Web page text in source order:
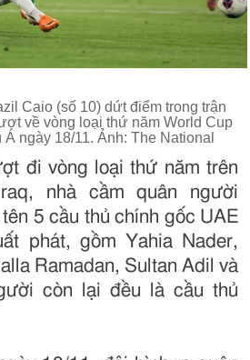
Caio (số 10) dứt điểm trong trận
về vòng loại thứ năm World Cup
ngày 18/11. Ảnh: The National
đi vòng loại thứ năm trên
nhà cầm quân người
5 cầu thủ chính gốc UAE
phát, gồm Yahia Nader,
Ramadan, Sultan Adil và
còn lại đều là cầu thủ